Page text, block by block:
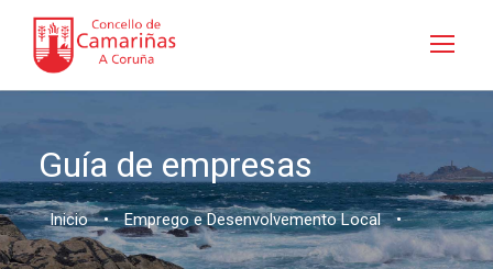
Guía de empresas
Inicio • Emprego e Desenvolvemento Local •